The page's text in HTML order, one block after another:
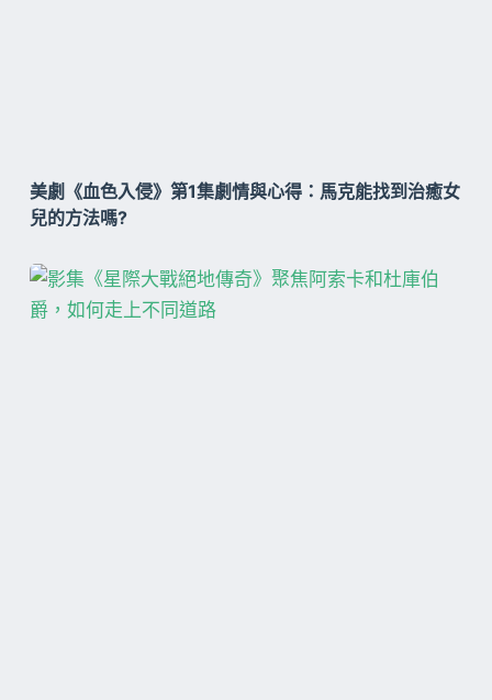
美劇《血色入侵》第1集劇情與心得：馬克能找到治癒女
兒的方法嗎?